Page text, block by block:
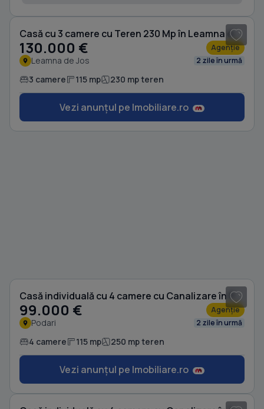
Casă cu 3 camere cu Teren 230 Mp în Leamna de Jos
130.000 € Agenție
Leamna de Jos 2 zile în urmă
3 camere 115 mp 230 mp teren
Vezi anunțul pe Imobiliare.ro
Casă individuală cu 4 camere cu Canalizare în Podari
99.000 € Agenție
Podari 2 zile în urmă
4 camere 115 mp 250 mp teren
Vezi anunțul pe Imobiliare.ro